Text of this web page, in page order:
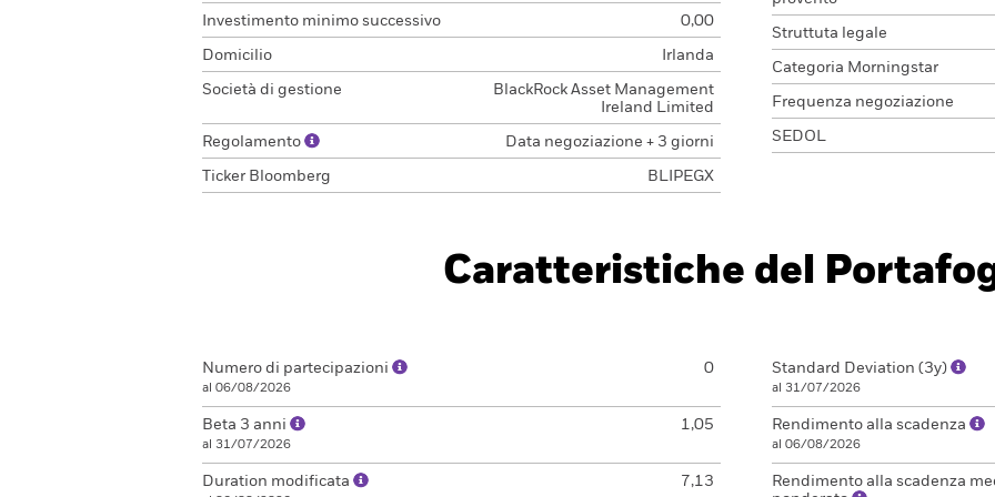
Investimento minimo successivo 0,00
Domicilio Irlanda
Società di gestione
BlackRock Asset Management
Ireland Limited
Regolamento Data negoziazione + 3 giorni
Ticker Bloomberg BLIPEGX
Struttuta legale
Categoria Morningstar
Frequenza negoziazione
SEDOL
Caratteristiche del
Numero di partecipazioni
al 06/08/2026
0
Beta 3 anni
al 31/07/2026
1,05
Duration modificata 7,13
Standard Deviation (3y)
al 31/07/2026
Rendimento alla scadenza
al 06/08/2026
Rendimento alla scadenza